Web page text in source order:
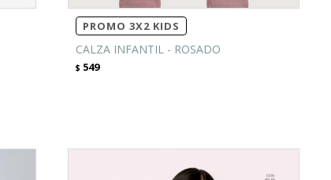
PROMO 3X2 KIDS
CALZA INFANTIL - ROSADO
$ 549